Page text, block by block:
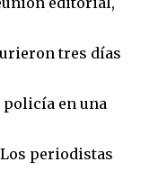
tres días
policía en una
periodistas